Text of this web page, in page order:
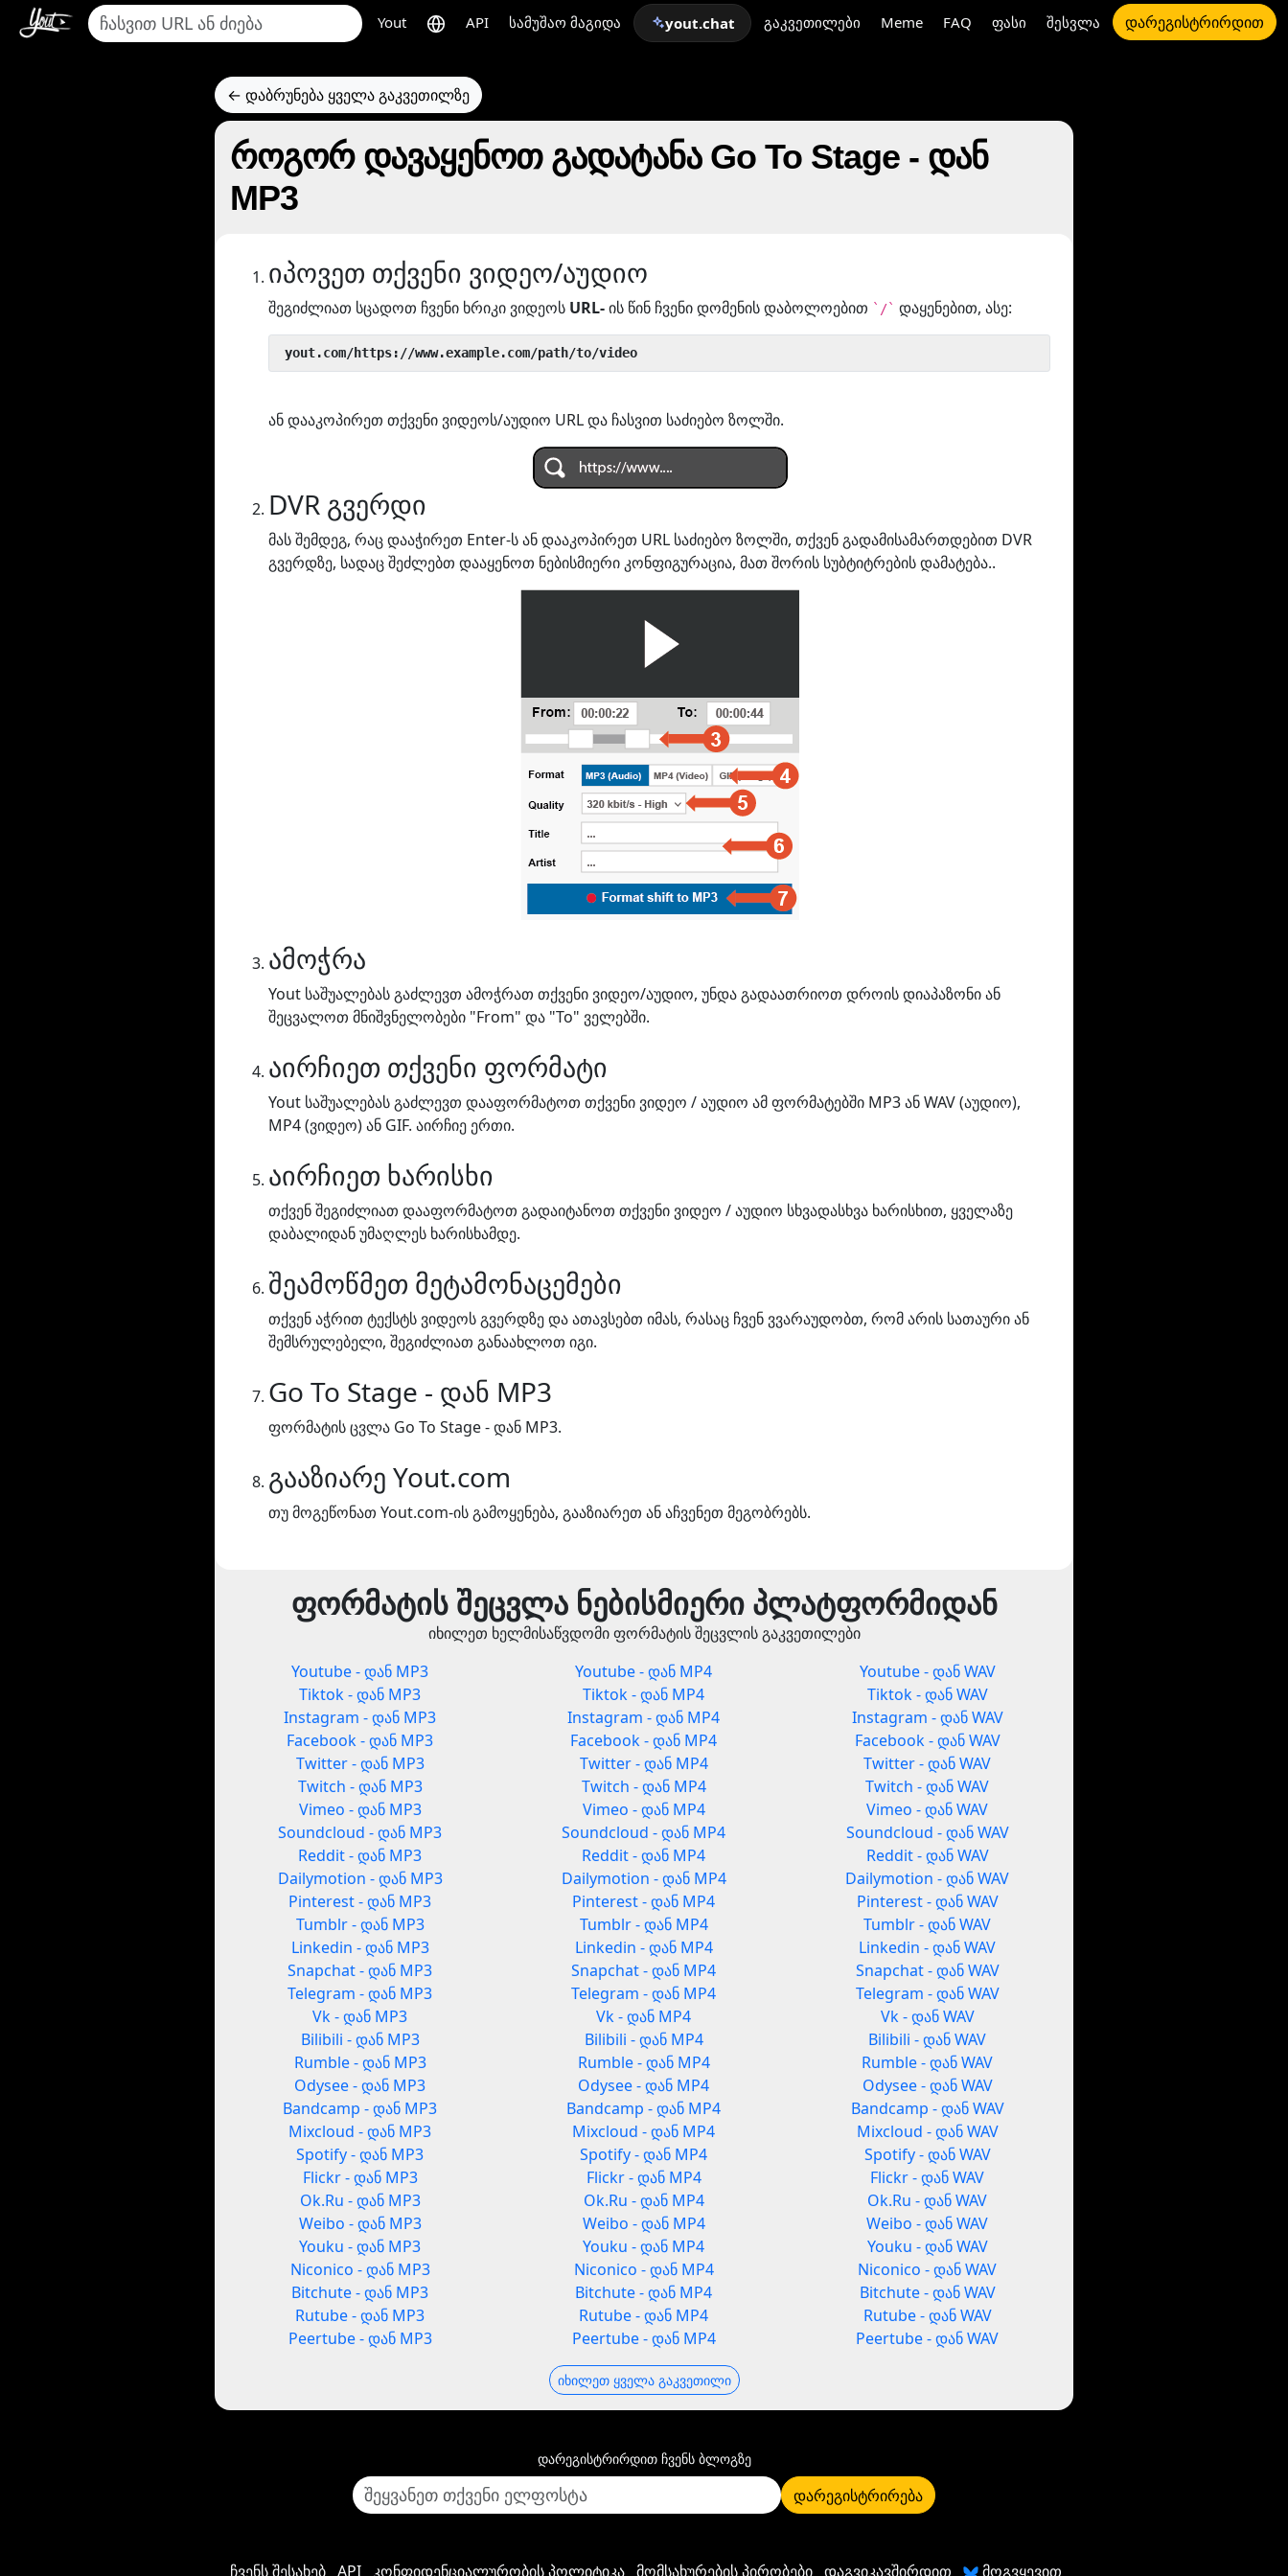
Yout API სამუშაო მაგიდა yout.chat გაკვეთილები Meme FAQ ფასი შესვლა დარეგისტრირდით
← დაბრუნება ყველა გაკვეთილზე
როგორ დავაყენოთ გადატანა Go To Stage - დან
MP3
იპოვეთ თქვენი ვიდეო/აუდიო
შეგიძლიათ სცადოთ ჩვენი ხრიკი ვიდეოს URL-ის წინ ჩვენი დომენის დაბოლოებით `/` დაყენებით, ასე:
yout.com/https://www.example.com/path/to/video
ან დააკოპირეთ თქვენი ვიდეოს/აუდიო URL და ჩასვით საძიებო ზოლში.
DVR გვერდი
მას შემდეგ, რაც დააჭირეთ Enter-ს ან დააკოპირეთ URL საძიებო ზოლში, თქვენ გადამისამართდებით DVR
გვერდზე, სადაც შეძლებთ დააყენოთ ნებისმიერი კონფიგურაცია, მათ შორის სუბტიტრების დამატება..
ამოჭრა
Yout საშუალებას გაძლევთ ამოჭრათ თქვენი ვიდეო/აუდიო, უნდა გადაათრიოთ დროის დიაპაზონი ან
შეცვალოთ მნიშვნელობები "From" და "To" ველებში.
აირჩიეთ თქვენი ფორმატი
Yout საშუალებას გაძლევთ დააფორმატოთ თქვენი ვიდეო / აუდიო ამ ფორმატებში MP3 ან WAV (აუდიო),
MP4 (ვიდეო) ან GIF. აირჩიე ერთი.
აირჩიეთ ხარისხი
თქვენ შეგიძლიათ დააფორმატოთ გადაიტანოთ თქვენი ვიდეო / აუდიო სხვადასხვა ხარისხით, ყველაზე
დაბალიდან უმაღლეს ხარისხამდე.
შეამოწმეთ მეტამონაცემები
თქვენ აჭრით ტექსტს ვიდეოს გვერდზე და ათავსებთ იმას, რასაც ჩვენ ვვარაუდობთ, რომ არის სათაური ან
შემსრულებელი, შეგიძლიათ განაახლოთ იგი.
Go To Stage - დან MP3
ფორმატის ცვლა Go To Stage - დან MP3.
გააზიარე Yout.com
თუ მოგეწონათ Yout.com-ის გამოყენება, გააზიარეთ ან აჩვენეთ მეგობრებს.
ფორმატის შეცვლა ნებისმიერი პლატფორმიდან
იხილეთ ხელმისაწვდომი ფორმატის შეცვლის გაკვეთილები
Youtube - დან MP3
Tiktok - დან MP3
Instagram - დან MP3
Facebook - დან MP3
Twitter - დან MP3
Twitch - დან MP3
Vimeo - დან MP3
Soundcloud - დან MP3
Reddit - დან MP3
Dailymotion - დან MP3
Pinterest - დან MP3
Tumblr - დან MP3
Linkedin - დან MP3
Snapchat - დან MP3
Telegram - დან MP3
Vk - დან MP3
Bilibili - დან MP3
Rumble - დან MP3
Odysee - დან MP3
Bandcamp - დან MP3
Mixcloud - დან MP3
Spotify - დან MP3
Flickr - დან MP3
Ok.Ru - დან MP3
Weibo - დან MP3
Youku - დან MP3
Niconico - დან MP3
Bitchute - დან MP3
Rutube - დან MP3
Peertube - დან MP3
Youtube - დან MP4
Tiktok - დან MP4
Instagram - დან MP4
Facebook - დან MP4
Twitter - დან MP4
Twitch - დან MP4
Vimeo - დან MP4
Soundcloud - დან MP4
Reddit - დან MP4
Dailymotion - დან MP4
Pinterest - დან MP4
Tumblr - დან MP4
Linkedin - დან MP4
Snapchat - დან MP4
Telegram - დან MP4
Vk - დან MP4
Bilibili - დან MP4
Rumble - დან MP4
Odysee - დან MP4
Bandcamp - დან MP4
Mixcloud - დან MP4
Spotify - დან MP4
Flickr - დან MP4
Ok.Ru - დან MP4
Weibo - დან MP4
Youku - დან MP4
Niconico - დან MP4
Bitchute - დან MP4
Rutube - დან MP4
Peertube - დან MP4
Youtube - დან WAV
Tiktok - დან WAV
Instagram - დან WAV
Facebook - დან WAV
Twitter - დან WAV
Twitch - დან WAV
Vimeo - დან WAV
Soundcloud - დან WAV
Reddit - დან WAV
Dailymotion - დან WAV
Pinterest - დან WAV
Tumblr - დან WAV
Linkedin - დან WAV
Snapchat - დან WAV
Telegram - დან WAV
Vk - დან WAV
Bilibili - დან WAV
Rumble - დან WAV
Odysee - დან WAV
Bandcamp - დან WAV
Mixcloud - დან WAV
Spotify - დან WAV
Flickr - დან WAV
Ok.Ru - დან WAV
Weibo - დან WAV
Youku - დან WAV
Niconico - დან WAV
Bitchute - დან WAV
Rutube - დან WAV
Peertube - დან WAV
იხილეთ ყველა გაკვეთილი
დარეგისტრირდით ჩვენს ბლოგზე
დარეგისტრირება
ჩვენს შესახებ API კონფიდენციალურობის პოლიტიკა მომსახურების პირობები დაგვიკავშირდით მოგვყევით